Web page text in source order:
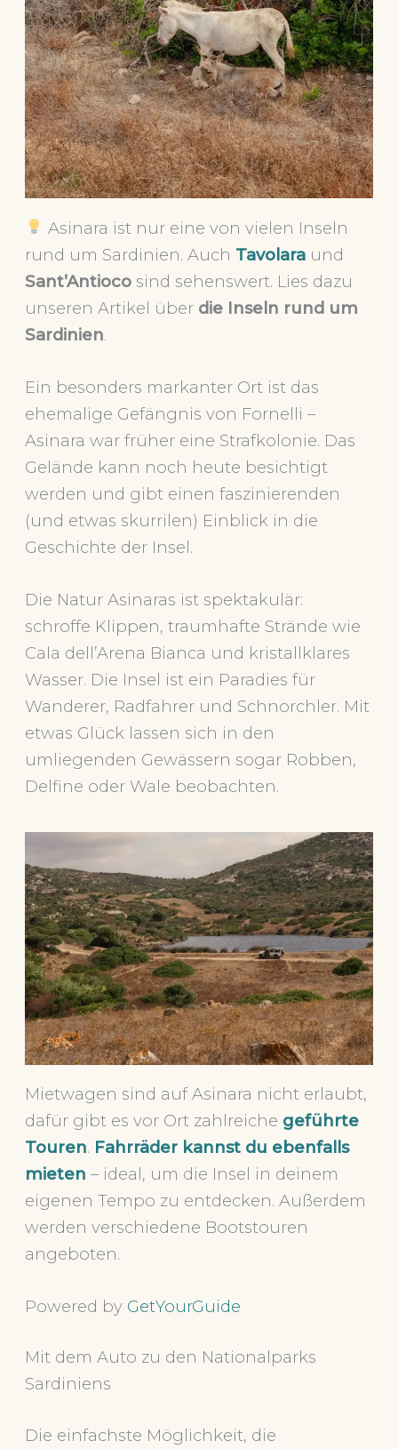
Asinara ist nur eine von vielen Inseln
rund um Sardinien. Auch Tavolara und
Sant’Antioco sind sehenswert. Lies dazu
unseren Artikel über die Inseln rund um
Sardinien.
Ein besonders markanter Ort ist das
ehemalige Gefängnis von Fornelli –
Asinara war früher eine Strafkolonie. Das
Gelände kann noch heute besichtigt
werden und gibt einen faszinierenden
(und etwas skurrilen) Einblick in die
Geschichte der Insel.
Die Natur Asinaras ist spektakulär:
schroffe Klippen, traumhafte Strände wie
Cala dell’Arena Bianca und kristallklares
Wasser. Die Insel ist ein Paradies für
Wanderer, Radfahrer und Schnorchler. Mit
etwas Glück lassen sich in den
umliegenden Gewässern sogar Robben,
Delfine oder Wale beobachten.
Mietwagen sind auf Asinara nicht erlaubt,
dafür gibt es vor Ort zahlreiche geführte
Touren. Fahrräder kannst du ebenfalls
mieten – ideal, um die Insel in deinem
eigenen Tempo zu entdecken. Außerdem
werden verschiedene Bootstouren
angeboten.
Powered by GetYourGuide
Mit dem Auto zu den Nationalparks
Sardiniens
Die einfachste Möglichkeit, die